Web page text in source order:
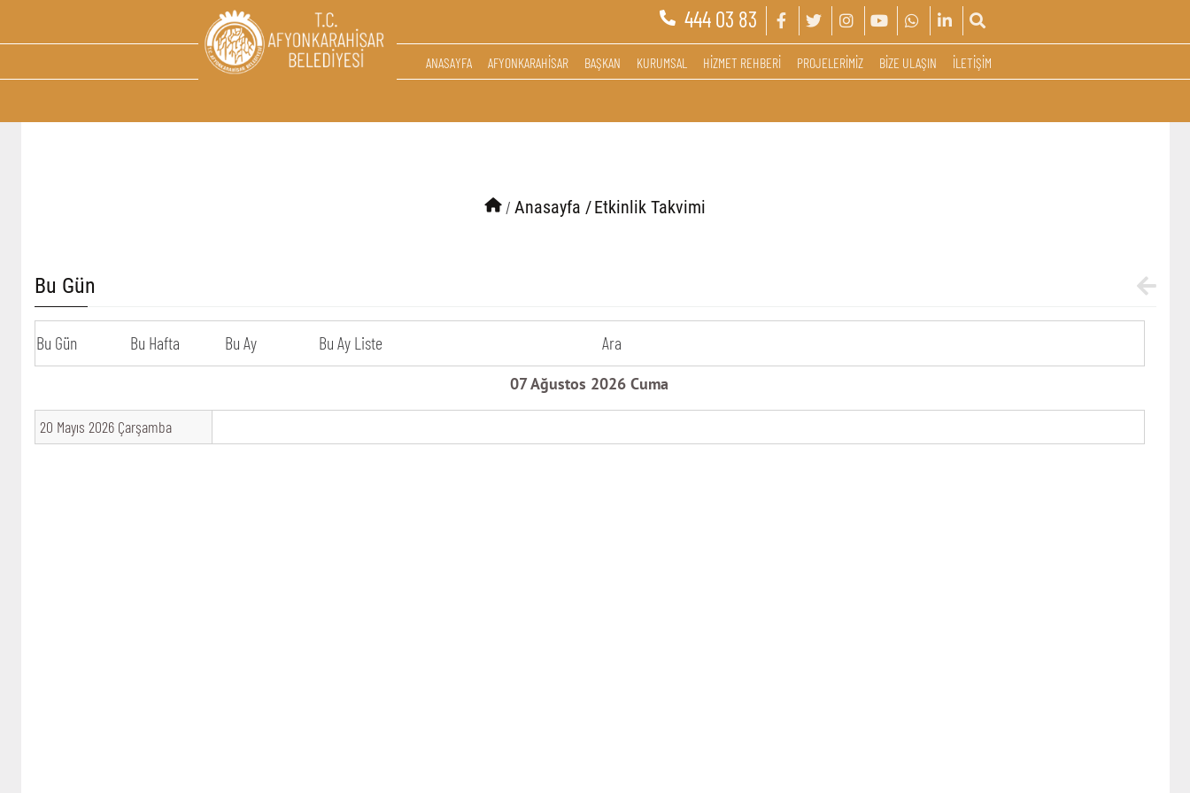
444 03 83
ANASAYFA AFYONKARAHİSAR BAŞKAN KURUMSAL HİZMET REHBERİ PROJELERİMİZ BİZE ULAŞIN İLETİŞİM
/ Anasayfa /Etkinlik Takvimi
Bu Gün
Bu Gün Bu Hafta Bu Ay Bu Ay Liste Ara
07 Ağustos 2026 Cuma
20 Mayıs 2026 Çarşamba